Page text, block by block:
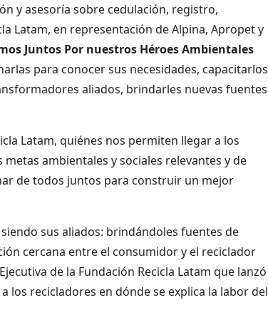
y asesoría sobre cedulación, registro,
Latam, en representación de Alpina, Apropet y
Juntos Por nuestros Héroes Ambientales
para conocer sus necesidades, capacitarlos
aliados, brindarles nuevas fuentes
Latam, quiénes nos permiten llegar a los
ambientales y sociales relevantes y de
de todos juntos para construir un mejor
sus aliados: brindándoles fuentes de
cercana entre el consumidor y el reciclador
de la Fundación Recicla Latam que lanzó
los recicladores en dónde se explica la labor del